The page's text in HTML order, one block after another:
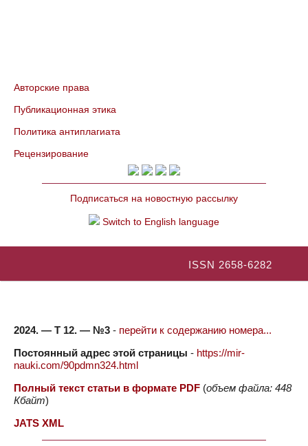
Авторские права
Публикационная этика
Политика антиплагиата
Рецензирование
Подписаться на новостную рассылку
Switch to English language
ISSN 2658-6282
2024. — Т 12. — №3 - перейти к содержанию номера...
Постоянный адрес этой страницы - https://mir-
nauki.com/90pdmn324.html
Полный текст статьи в формате PDF (объем файла: 448
Кбайт)
JATS XML